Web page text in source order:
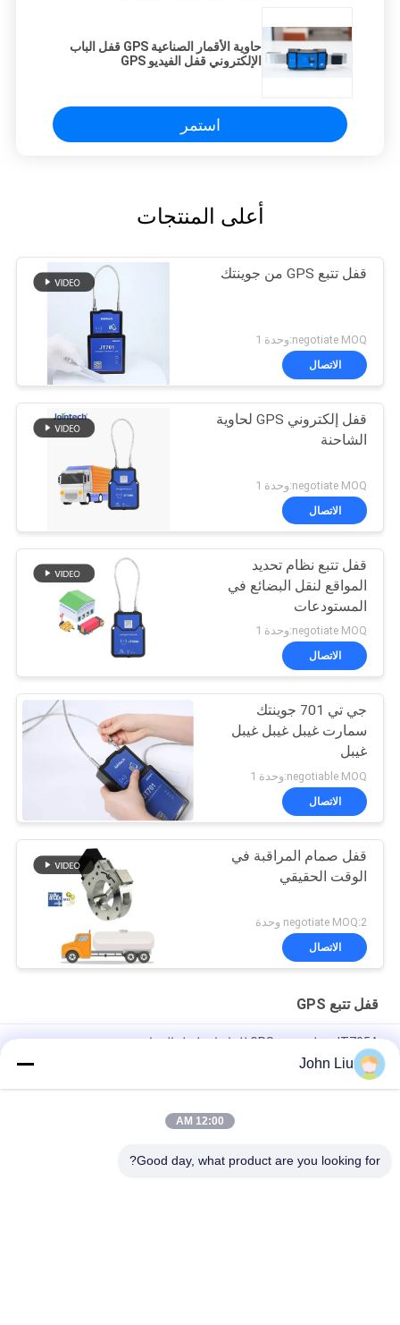
حاوية الأقمار الصناعية GPS قفل الباب
الإلكتروني قفل الفيديو GPS
استمر
أعلى المنتجات
قفل تتبع GPS من جوينتك
negotiate MOQ:وحدة 1
الاتصال
قفل إلكتروني GPS لحاوية
الشاحنة
negotiate MOQ:وحدة 1
الاتصال
قفل تتبع نظام تحديد
المواقع لنقل البضائع في
المستودعات
negotiate MOQ:وحدة 1
الاتصال
جي تي 701 جوينتك
سمارت غيبل غيبل غيبل
غيبل
negotiable MOQ:وحدة 1
الاتصال
قفل صمام المراقبة في
الوقت الحقيقي
negotiate MOQ:2 وحدة
الاتصال
قفل تتبع GPS
JT705A قفل تعقب GPS للحاويات لنقل البضائع مع فتح عن بعد
بعد
جوينتك JT709A حاوية GPS تعقب القفل المقفل ضد الماء شاحنة فان
John Liu
12:00 AM
Good day, what product are you looking for?